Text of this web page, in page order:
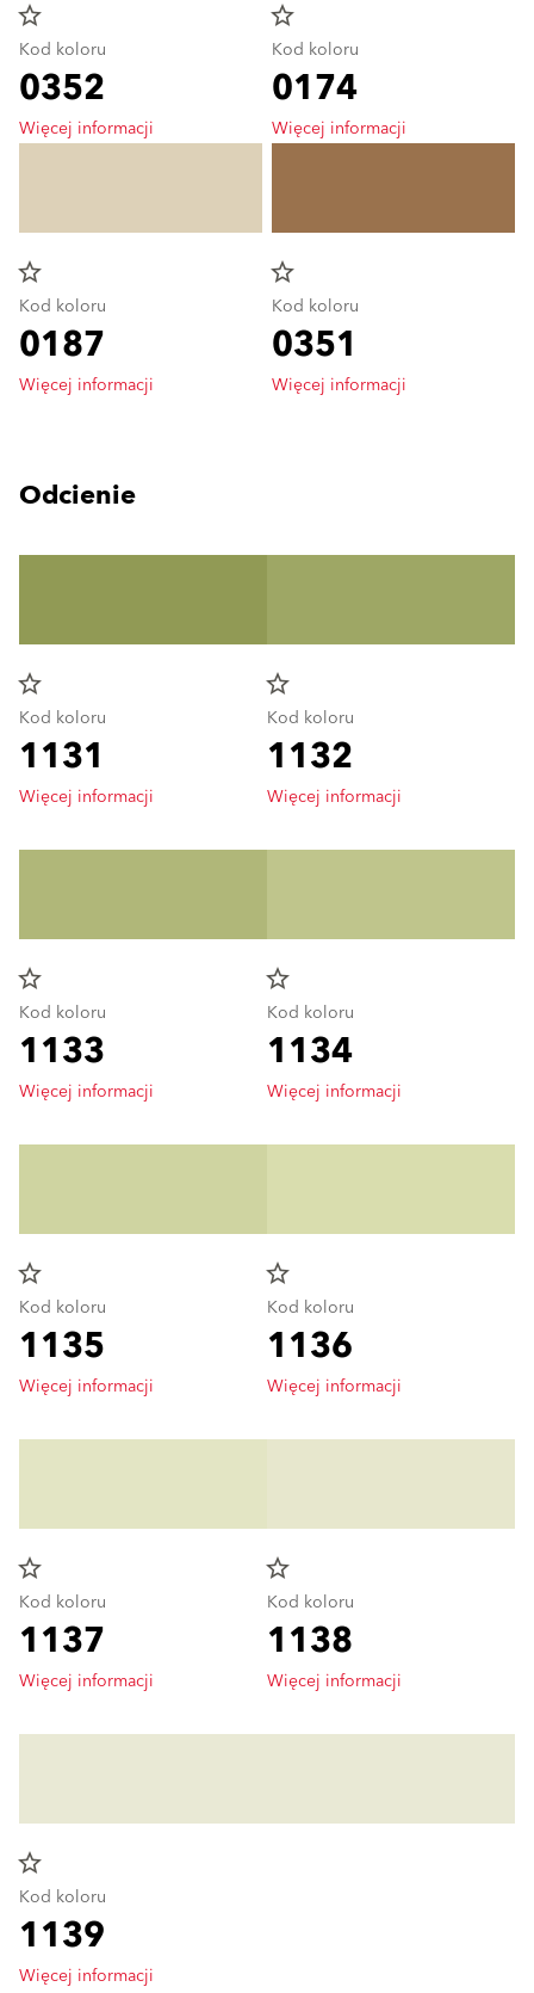
star_border
Kod koloru
0352
Więcej informacji
star_border
Kod koloru
0187
Więcej informacji
star_border
Kod koloru
0174
Więcej informacji
star_border
Kod koloru
0351
Więcej informacji
Odcienie
star_border
Kod koloru
1131
Więcej informacji
star_border
Kod koloru
1132
Więcej informacji
star_border
Kod koloru
1133
Więcej informacji
star_border
Kod koloru
1134
Więcej informacji
star_border
Kod koloru
1135
Więcej informacji
star_border
Kod koloru
1136
Więcej informacji
star_border
Kod koloru
1137
Więcej informacji
star_border
Kod koloru
1138
Więcej informacji
star_border
Kod koloru
1139
Więcej informacji